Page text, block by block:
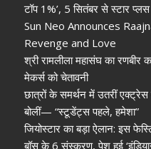
टॉप 1%’, 5 सितंबर से स्टार प्लस
Sun Neo Announces
Revenge and Love
श्री रामलीला महासंघ का
मेकर्स को चेतावनी
छात्रों के समर्थन में उतरीं एक्ट्रेस
बोलीं— “स्टूडेंट्स पहले, हमेशा”
जियोस्टार का बड़ा ऐलान: इस
बॉस के 6 संस्करण, पेश हुई